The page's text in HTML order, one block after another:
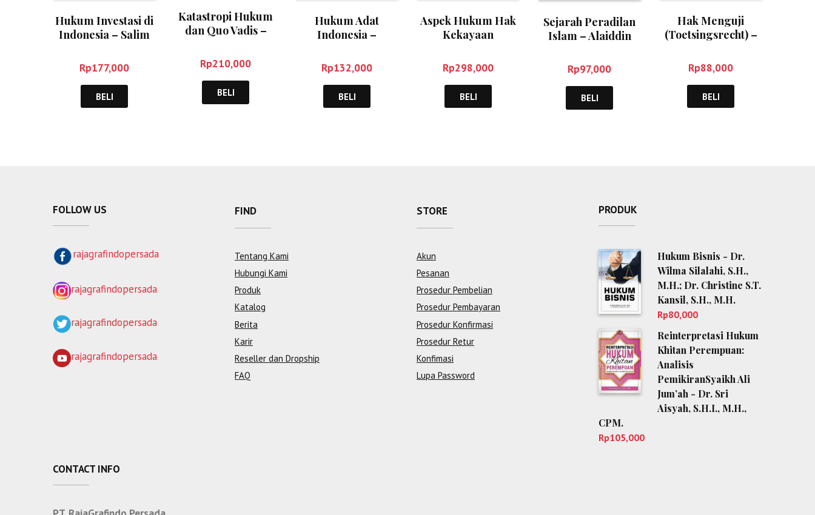
Hukum Investasi di
Indonesia – Salim
Rp177,000
BELI
Katastropi Hukum
dan Quo Vadis –
Rp210,000
BELI
Hukum Adat
Indonesia –
Rp132,000
BELI
Aspek Hukum Hak
Kekayaan
Rp298,000
BELI
Sejarah Peradilan
Islam – Alaiddin
Rp97,000
BELI
Hak Menguji
(Toetsingsrecht) –
Rp88,000
BELI
FOLLOW US
rajagrafindopersada
rajagrafindopersada
rajagrafindopersada
rajagrafindopersada
FIND
Tentang Kami
Hubungi Kami
Produk
Katalog
Berita
Karir
Reseller dan Dropship
FAQ
STORE
Akun
Pesanan
Prosedur Pembelian
Prosedur Pembayaran
Prosedur Konfirmasi
Prosedur Retur
Konfimasi
Lupa Password
PRODUK
Hukum Bisnis - Dr.
Wilma Silalahi, S.H.,
M.H.; Dr. Christine S.T.
Kansil, S.H., M.H.
Rp80,000
Reinterpretasi Hukum
Khitan Perempuan:
Analisis
PemikiranSyaikh Ali
Jum’ah - Dr. Sri
Aisyah, S.H.I., M.H.,
CPM.
Rp105,000
CONTACT INFO